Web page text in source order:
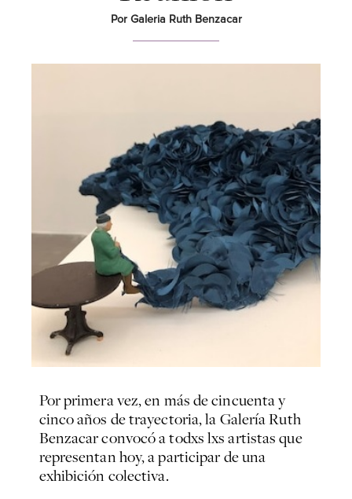
Por Galeria Ruth Benzacar
Por primera vez, en más de cincuenta y
cinco años de trayectoria, la Galería Ruth
Benzacar convocó a todxs lxs artistas que
representan hoy, a participar de una
exhibición colectiva.